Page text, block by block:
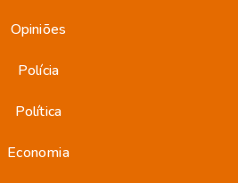
Opiniões
Polícia
Política
Economia